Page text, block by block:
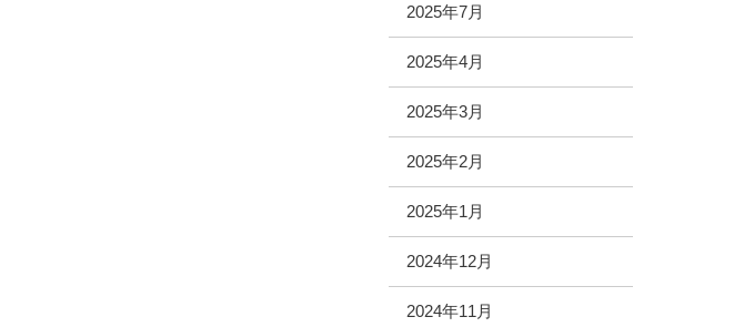
2025年7月
2025年4月
2025年3月
2025年2月
2025年1月
2024年12月
2024年11月